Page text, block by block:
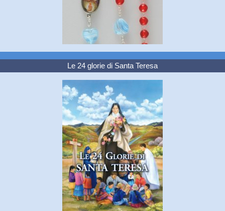
Le 24 glorie di Santa Teresa